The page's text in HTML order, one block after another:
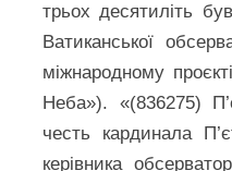
трьох десятиліть
Ватиканської
міжнародному
Неба»). «(836275)
честь кардинала
керівника